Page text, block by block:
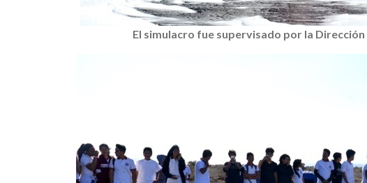
El simulacro fue supervisado por la Dirección